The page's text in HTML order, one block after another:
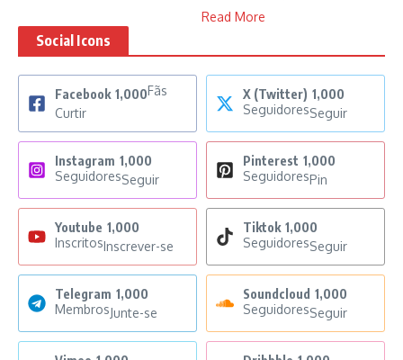
Read More
Social Icons
Facebook 1,000Fãs
Curtir
X (Twitter) 1,000
SeguidoresSeguir
Instagram 1,000
SeguidoresSeguir
Pinterest 1,000
SeguidoresPin
Youtube 1,000
InscritosInscrever-se
Tiktok 1,000
SeguidoresSeguir
Telegram 1,000
MembrosJunte-se
Soundcloud 1,000
SeguidoresSeguir